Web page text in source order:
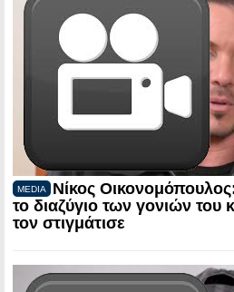
MEDIA
Νίκος
το διαζύγιο των γονιών του
τον στιγμάτισε